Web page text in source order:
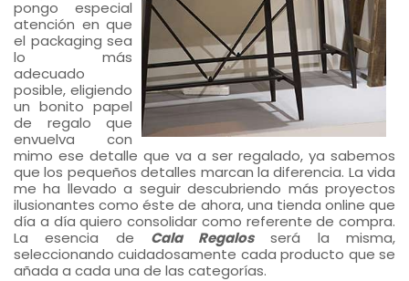
pongo especial
atención en que
el packaging sea
lo más
adecuado
posible, eligiendo
un bonito papel
de regalo que
envuelva con
mimo ese detalle que va a ser regalado, ya sabemos
que los pequeños detalles marcan la diferencia. La vida
me ha llevado a seguir descubriendo más proyectos
ilusionantes como éste de ahora, una tienda online que
día a día quiero consolidar como referente de compra.
La esencia de Cala Regalosserá la misma,
seleccionando cuidadosamente cada producto que se
añada a cada una de las categorías.